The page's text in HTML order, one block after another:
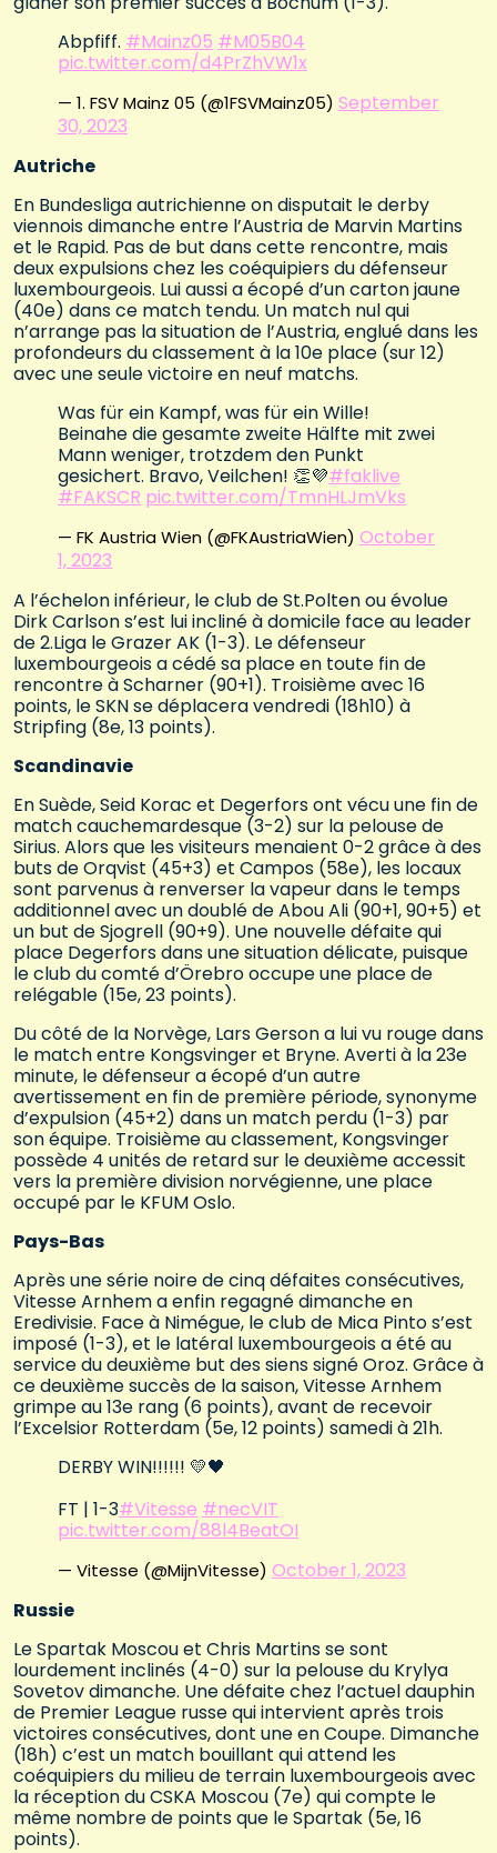
Abpfiff. #Mainz05 #M05B04
pic.twitter.com/d4PrZhVW1x
— 1. FSV Mainz 05 (@1FSVMainz05) September
30, 2023
Autriche
En Bundesliga autrichienne on disputait le derby
viennois dimanche entre l’Austria de Marvin Martins
et le Rapid. Pas de but dans cette rencontre, mais
deux expulsions chez les coéquipiers du défenseur
luxembourgeois. Lui aussi a écopé d’un carton jaune
(40e) dans ce match tendu. Un match nul qui
n’arrange pas la situation de l’Austria, englué dans les
profondeurs du classement à la 10e place (sur 12)
avec une seule victoire en neuf matchs.
Was für ein Kampf, was für ein Wille!
Beinahe die gesamte zweite Hälfte mit zwei
Mann weniger, trotzdem den Punkt
gesichert. Bravo, Veilchen! 👏💜#faklive
#FAKSCR pic.twitter.com/TmnHLJmVks
— FK Austria Wien (@FKAustriaWien) October
1, 2023
A l’échelon inférieur, le club de St.Polten ou évolue
Dirk Carlson s’est lui incliné à domicile face au leader
de 2.Liga le Grazer AK (1-3). Le défenseur
luxembourgeois a cédé sa place en toute fin de
rencontre à Scharner (90+1). Troisième avec 16
points, le SKN se déplacera vendredi (18h10) à
Stripfing (8e, 13 points).
Scandinavie
En Suède, Seid Korac et Degerfors ont vécu une fin de
match cauchemardesque (3-2) sur la pelouse de
Sirius. Alors que les visiteurs menaient 0-2 grâce à des
buts de Orqvist (45+3) et Campos (58e), les locaux
sont parvenus à renverser la vapeur dans le temps
additionnel avec un doublé de Abou Ali (90+1, 90+5) et
un but de Sjogrell (90+9). Une nouvelle défaite qui
place Degerfors dans une situation délicate, puisque
le club du comté d’Örebro occupe une place de
relégable (15e, 23 points).
Du côté de la Norvège, Lars Gerson a lui vu rouge dans
le match entre Kongsvinger et Bryne. Averti à la 23e
minute, le défenseur a écopé d’un autre
avertissement en fin de première période, synonyme
d’expulsion (45+2) dans un match perdu (1-3) par
son équipe. Troisième au classement, Kongsvinger
possède 4 unités de retard sur le deuxième accessit
vers la première division norvégienne, une place
occupé par le KFUM Oslo.
Pays-Bas
Après une série noire de cinq défaites consécutives,
Vitesse Arnhem a enfin regagné dimanche en
Eredivisie. Face à Nimégue, le club de Mica Pinto s’est
imposé (1-3), et le latéral luxembourgeois a été au
service du deuxième but des siens signé Oroz. Grâce à
ce deuxième succès de la saison, Vitesse Arnhem
grimpe au 13e rang (6 points), avant de recevoir
l’Excelsior Rotterdam (5e, 12 points) samedi à 21h.
DERBY WIN!!!!!! 💛🖤
FT | 1-3#Vitesse #necVIT
pic.twitter.com/88l4BeatOI
— Vitesse (@MijnVitesse) October 1, 2023
Russie
Le Spartak Moscou et Chris Martins se sont
lourdement inclinés (4-0) sur la pelouse du Krylya
Sovetov dimanche. Une défaite chez l’actuel dauphin
de Premier League russe qui intervient après trois
victoires consécutives, dont une en Coupe. Dimanche
(18h) c’est un match bouillant qui attend les
coéquipiers du milieu de terrain luxembourgeois avec
la réception du CSKA Moscou (7e) qui compte le
même nombre de points que le Spartak (5e, 16
points).